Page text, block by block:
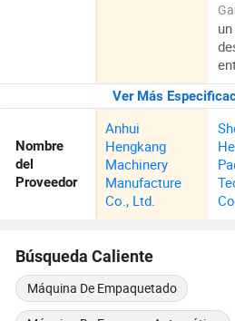
Ver Más
Nombre
del
Proveedor
Anhui
Hengkang
Machinery
Manufacture
Co., Ltd.
Búsqueda Caliente
Máquina De Empaquetado